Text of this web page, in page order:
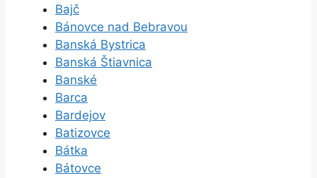
Bajč
Bánovce nad Bebravou
Banská Bystrica
Banská Štiavnica
Banské
Barca
Bardejov
Batizovce
Bátka
Bátovce